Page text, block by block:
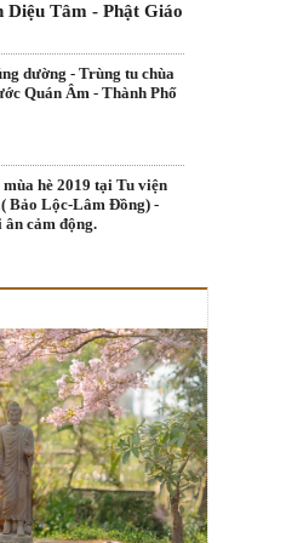
Tâm - Phật Giáo
dường - Trùng tu chùa
Quán Âm - Thành Phố
hè 2019 tại Tu viện
Bảo Lộc-Lâm Đồng) -
cảm động.